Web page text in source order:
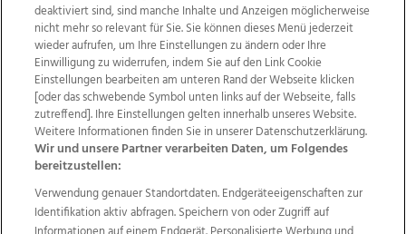
Wir über uns Mediadaten Kontakt
Jobs
Datenschutz
Impressum
AGB Anzeigekunden
AGB Website
Ehrenkodex Politische Werbung
Weitere Angebote des Medienhauses Wimmer
deaktiviert sind, sind manche Inhalte und Anzeigen möglicherweise
nicht mehr so relevant für Sie. Sie können dieses Menü jederzeit
wieder aufrufen, um Ihre Einstellungen zu ändern oder Ihre
Einwilligung zu widerrufen, indem Sie auf den Link Cookie
Einstellungen bearbeiten am unteren Rand der Webseite klicken
[oder das schwebende Symbol unten links auf der Webseite, falls
zutreffend]. Ihre Einstellungen gelten innerhalb unseres Website.
Weitere Informationen finden Sie in unserer Datenschutzerklärung.
Wir und unsere Partner verarbeiten Daten, um Folgendes
bereitzustellen:
Verwendung genauer Standortdaten. Endgeräteeigenschaften zur
Identifikation aktiv abfragen. Speichern von oder Zugriff auf